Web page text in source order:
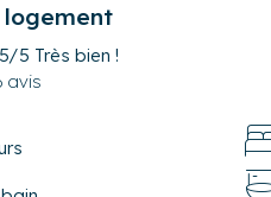
logement
5 Très bien !
avis